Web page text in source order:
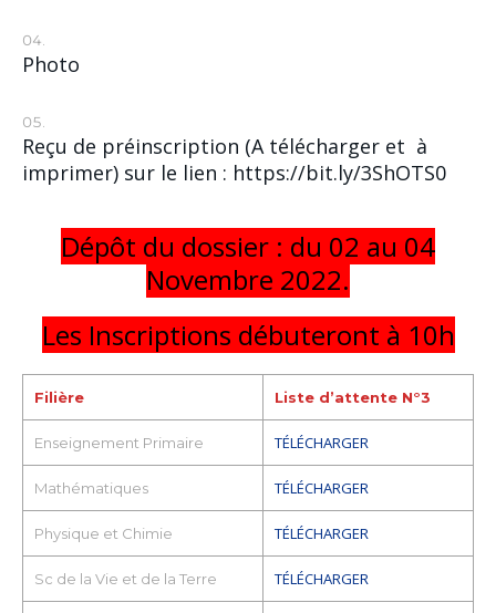
Photo
Reçu de préinscription (A télécharger et à
imprimer) sur le lien : https://bit.ly/3ShOTS0
Dépôt du dossier : du 02 au 04
Novembre 2022.
Les Inscriptions débuteront à 10h
Filière Liste d’attente N°3
Enseignement Primaire TÉLÉCHARGER
Mathématiques TÉLÉCHARGER
Physique et Chimie TÉLÉCHARGER
Sc de la Vie et de la Terre TÉLÉCHARGER